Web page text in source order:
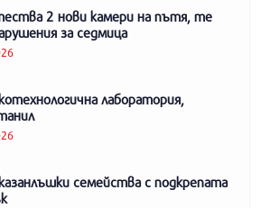
2 нови камери на пътя, те
за седмица
лаборатория,
семейства с подкрепата